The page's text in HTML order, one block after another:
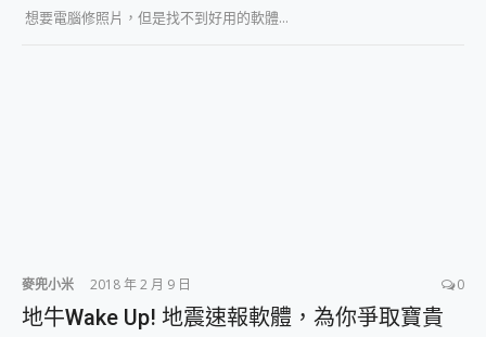
想要電腦修照片，但是找不到好用的軟體...
麥兜小米 2018 年 2 月 9 日 0
地牛Wake Up! 地震速報軟體，為你爭取寶貴